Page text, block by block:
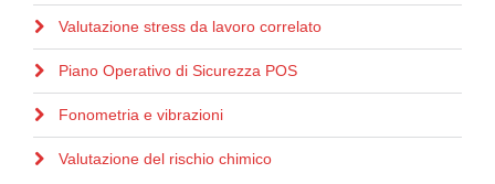
Valutazione stress da lavoro correlato
Piano Operativo di Sicurezza POS
Fonometria e vibrazioni
Valutazione del rischio chimico